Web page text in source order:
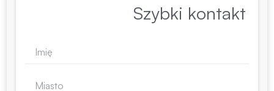
Szybki kontakt